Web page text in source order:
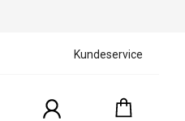
Kundeservice
Indkøbskurv
0